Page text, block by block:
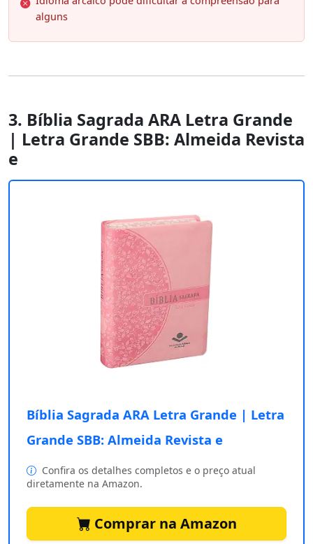
alguns
3. Bíblia Sagrada ARA Letra Grande
| Letra Grande SBB: Almeida Revista
e
Bíblia Sagrada ARA Letra Grande | Letra
Grande SBB: Almeida Revista e
Confira os detalhes completos e o preço atual
diretamente na Amazon.
Comprar na Amazon